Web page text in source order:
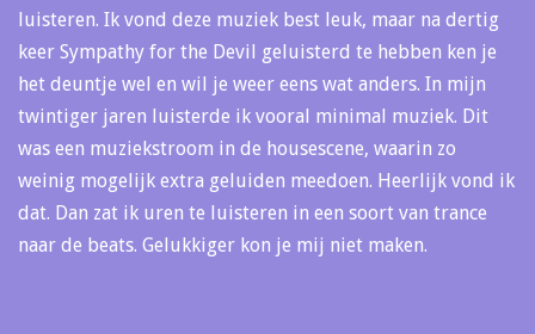
luisteren. Ik vond deze muziek best leuk, maar na dertig
keer Sympathy for the Devil geluisterd te hebben ken je
het deuntje wel en wil je weer eens wat anders. In mijn
twintiger jaren luisterde ik vooral minimal muziek. Dit
was een muziekstroom in de housescene, waarin zo
weinig mogelijk extra geluiden meedoen. Heerlijk vond ik
dat. Dan zat ik uren te luisteren in een soort van trance
naar de beats. Gelukkiger kon je mij niet maken.